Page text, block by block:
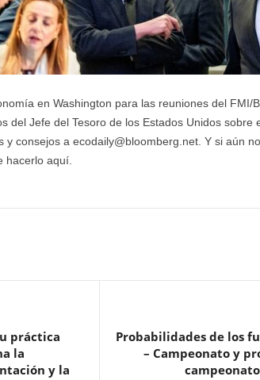
en Washington para las reuniones del FMI/
del Jefe del Tesoro de los Estados Unidos sobre
y consejos a ecodaily@bloomberg.net. Y si aún
hacerlo aquí.
práctica
la
y la
Probabilidades de los
– Campeonato y